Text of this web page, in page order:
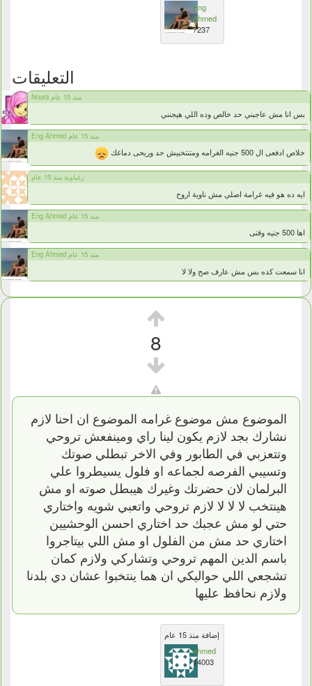
Eng
Ahmed
7237
التعليقات
Noura منذ 15 عام
بس انا مش عاجبني حد خالص وده اللي هيجنني
Eng Ahmed منذ 15 عام
خلاص ادفعى ال 500 جنيه الغرامه ومتنتخبيش حد وريحى دماغك
زغباوية منذ 15 عام
ايه ده هو فيه غرامة اصلي مش ناوية اروح
Eng Ahmed منذ 15 عام
اها 500 جنيه وقتى
Eng Ahmed منذ 15 عام
انا سمعت كده بس مش عارف صح ولا لا
8
الموضوع مش موضوع غرامه الموضوع ان احنا لازم
نشارك بجد لازم يكون لينا راي ومينفعش تروحي
وتتعزبي في الطابور وفي الاخر تبطلي صوتك
وتسيبي الفرصه لجماعه او فلول يسيطروا علي
البرلمان لان حضرتك وغيرك هيبطل صوته او مش
هينتخب لا لا لا لازم تروحي واتعبي شويه واختاري
حتي لو مش عجبك حد اختاري احسن الوحشيين
اختاري حد مش من الفلول او مش اللي بيتاجروا
باسم الدين المهم تروحي وتشاركي ولازم كمان
تشجعي اللي حواليكي ان هما ينتخبوا عشان دي بلدنا
ولازم نحافظ عليها
إضافة منذ 15 عام
ahmed
14003